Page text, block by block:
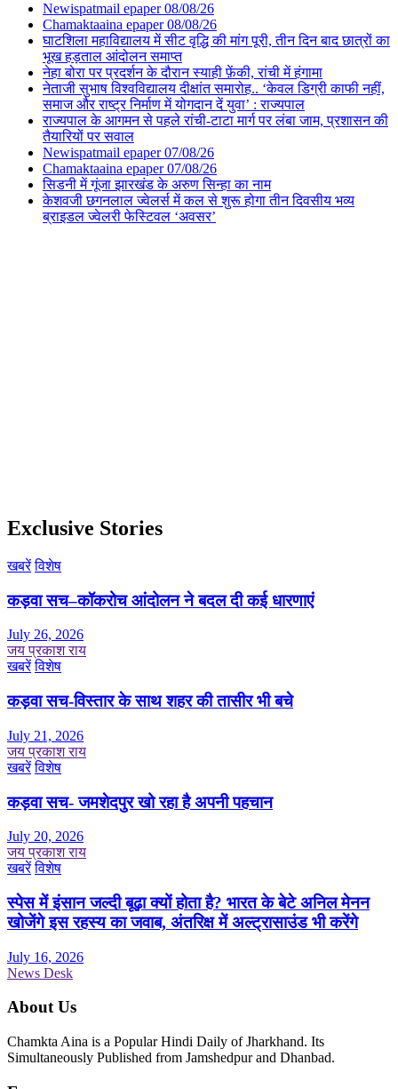
Newispatmail epaper 08/08/26
Chamaktaaina epaper 08/08/26
घाटशिला महाविद्यालय में सीट वृद्धि की मांग पूरी, तीन दिन बाद छात्रों का
भूख हड़ताल आंदोलन समाप्त
नेहा बोरा पर प्रदर्शन के दौरान स्याही फ़ेंकी, रांची में हंगामा
नेताजी सुभाष विश्वविद्यालय दीक्षांत समारोह.. ‘केवल डिग्री काफी नहीं,
समाज और राष्ट्र निर्माण में योगदान दें युवा’ : राज्यपाल
राज्यपाल के आगमन से पहले रांची-टाटा मार्ग पर लंबा जाम, प्रशासन की
तैयारियों पर सवाल
Newispatmail epaper 07/08/26
Chamaktaaina epaper 07/08/26
सिडनी में गूंजा झारखंड के अरुण सिन्हा का नाम
केशवजी छगनलाल ज्वेलर्स में कल से शुरू होगा तीन दिवसीय भव्य
ब्राइडल ज्वेलरी फेस्टिवल ‘अवसर’
Exclusive Stories
खबरें विशेष
कड़वा सच–कॉकरोच आंदोलन ने बदल दी कई धारणाएं
July 26, 2026
जय प्रकाश राय
खबरें विशेष
कड़वा सच-विस्तार के साथ शहर की तासीर भी बचे
July 21, 2026
जय प्रकाश राय
खबरें विशेष
कड़वा सच- जमशेदपुर खो रहा है अपनी पहचान
July 20, 2026
जय प्रकाश राय
खबरें विशेष
स्पेस में इंसान जल्दी बूढ़ा क्यों होता है? भारत के बेटे अनिल मेनन
खोजेंगे इस रहस्य का जवाब, अंतरिक्ष में अल्ट्रासाउंड भी करेंगे
July 16, 2026
News Desk
About Us
Chamkta Aina is a Popular Hindi Daily of Jharkhand. Its
Simultaneously Published from Jamshedpur and Dhanbad.